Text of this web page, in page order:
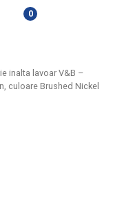
0
inalta lavoar V&B –
culoare Brushed Nickel